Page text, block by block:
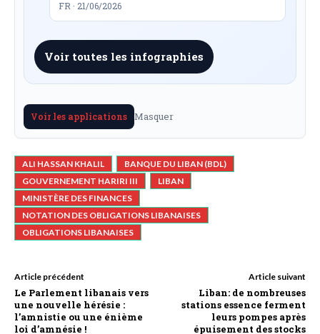
FR · 21/06/2026
Voir toutes les infographies
Voir les applications Masquer
ALI HASSAN KHALIL
BANQUE DU LIBAN (BDL)
GOUVERNEMENT HARIRI III
LIBAN
MINISTÈRE DES FINANCES
NOTATION DES OBLIGATIONS LIBANAISES
OBLIGATIONS LIBANAISES
Article précédent
Le Parlement libanais vers
une nouvelle hérésie :
l’amnistie ou une énième
loi d’amnésie !
Article suivant
Liban: de nombreuses
stations essence ferment
leurs pompes après
épuisement des stocks